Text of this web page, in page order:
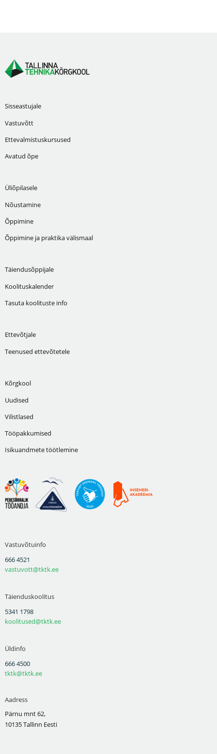
Sisseastujale
Vastuvõtt
Ettevalmistuskursused
Avatud õpe
Üliõpilasele
Nõustamine
Õppimine
Õppimine ja praktika välismaal
Täiendusõppijale
Koolituskalender
Tasuta koolituste info
Ettevõtjale
Teenused ettevõtetele
Kõrgkool
Uudised
Vilistlased
Tööpakkumised
Isikuandmete töötlemine
Vastuvõtuinfo
666 4521
vastuvott@tktk.ee
Täienduskoolitus
5341 1798
koolitused@tktk.ee
Üldinfo
666 4500
tktk@tktk.ee
Aadress
Pärnu mnt 62,
10135 Tallinn Eesti